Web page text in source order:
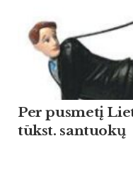
Per pusmetį
tūkst. santuokų